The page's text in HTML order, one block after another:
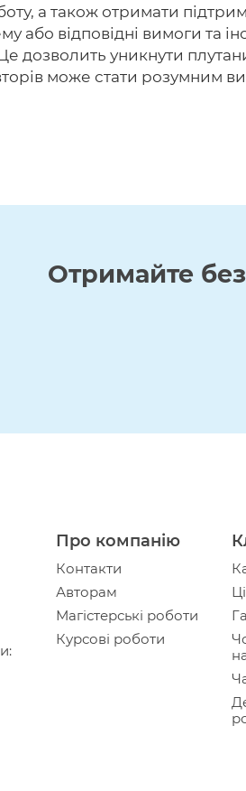
а також отримати
або відповідні вимоги та
дозволить уникнути
може стати розумним
Отримайте
Про компанію
Контакти
Авторам
Магістерські роботи
Курсові роботи